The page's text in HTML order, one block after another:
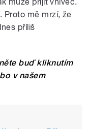
Proto mě mrzí, že
příliš
buď kliknutím
v našem